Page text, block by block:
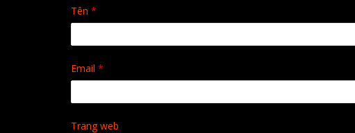
Tên *
Email *
Trang web